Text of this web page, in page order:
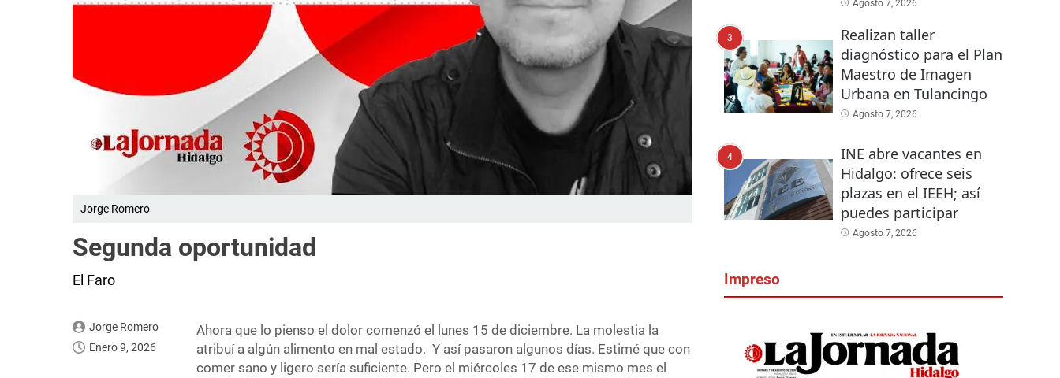
Jorge Romero
Segunda oportunidad
El Faro
Jorge Romero
Enero 9, 2026
Ahora que lo pienso el dolor comenzó el lunes 15 de diciembre. La molestia la
atribuí a algún alimento en mal estado. Y así pasaron algunos días. Estimé que con
comer sano y ligero sería suficiente. Pero el miércoles 17 de ese mismo mes el
Agosto 7, 2026
3
Realizan taller
diagnóstico para el Plan
Maestro de Imagen
Urbana en Tulancingo
Agosto 7, 2026
4
INE abre vacantes en
Hidalgo: ofrece seis
plazas en el IEEH; así
puedes participar
Agosto 7, 2026
Impreso